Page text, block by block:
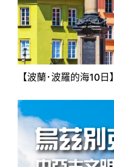
【波蘭･波羅的海10日】